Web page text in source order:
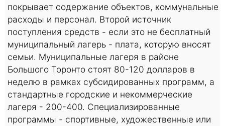
покрывает содержание объектов, коммунальные
расходы и персонал. Второй источник
поступления средств - если это не бесплатный
муниципальный лагерь - плата, которую вносят
семьи. Муниципальные лагеря в районе
Большого Торонто стоят 80-120 долларов в
неделю в рамках субсидированных программ, а
стандартные городские и некоммерческие
лагеря - 200-400. Специализированные
программы - спортивные, художественные или